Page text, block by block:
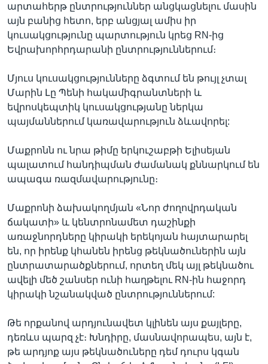
արտահերթ ընտրություններ անցկացնելու մասին
այն բանից հետո, երբ անցյալ ամիս իր
կուսակցությունը պարտություն կրեց RN-ից
Եվրախորհրդարանի ընտրություններում։
Մյուս կուսակցությունները ձգտում են թույլ չտալ
Մարին Լը Պենի հակամիգրանտների և
եվրոսկեպտիկ կուսակցությանը ներկա
պայմաններում կառավարություն ձևավորել:
Մաքրոնն ու նրա թիմը երկուշաբթի Ելիսեյան
պալատում հանդիպման ժամանակ քննարկում են
ապագա ռազմավարությունը։
Մաքրոնի ձախակողմյան «Նոր ժողովրդական
ճակատի» և կենտրոնամետ դաշինքի
առաջնորդները կիրակի երեկոյան հայտարարել
են, որ իրենք կհանեն իրենց թեկնածուներին այն
ընտրատարածքներում, որտեղ մեկ այլ թեկնածու
ավելի մեծ շանսեր ունի հաղթելու RN-ին հաջորդ
կիրակի նշանակված ընտրություններում:
Թե որքանով արդյունավետ կլինեն այս քայլերը,
դեռևս պարզ չէ։ Խնդիրը, մասնավորապես, այն է,
թե արդյոք այս թեկնածուները դեմ դուրս կգան